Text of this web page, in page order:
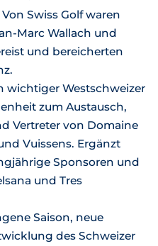
Swiss Golf waren
Marc Wallach und
und bereicherten
wichtiger Westschweizer
zum Austausch,
Vertreter von Domaine
Vuissens. Ergänzt
Sponsoren und
und Tres
Saison, neue
des Schweizer